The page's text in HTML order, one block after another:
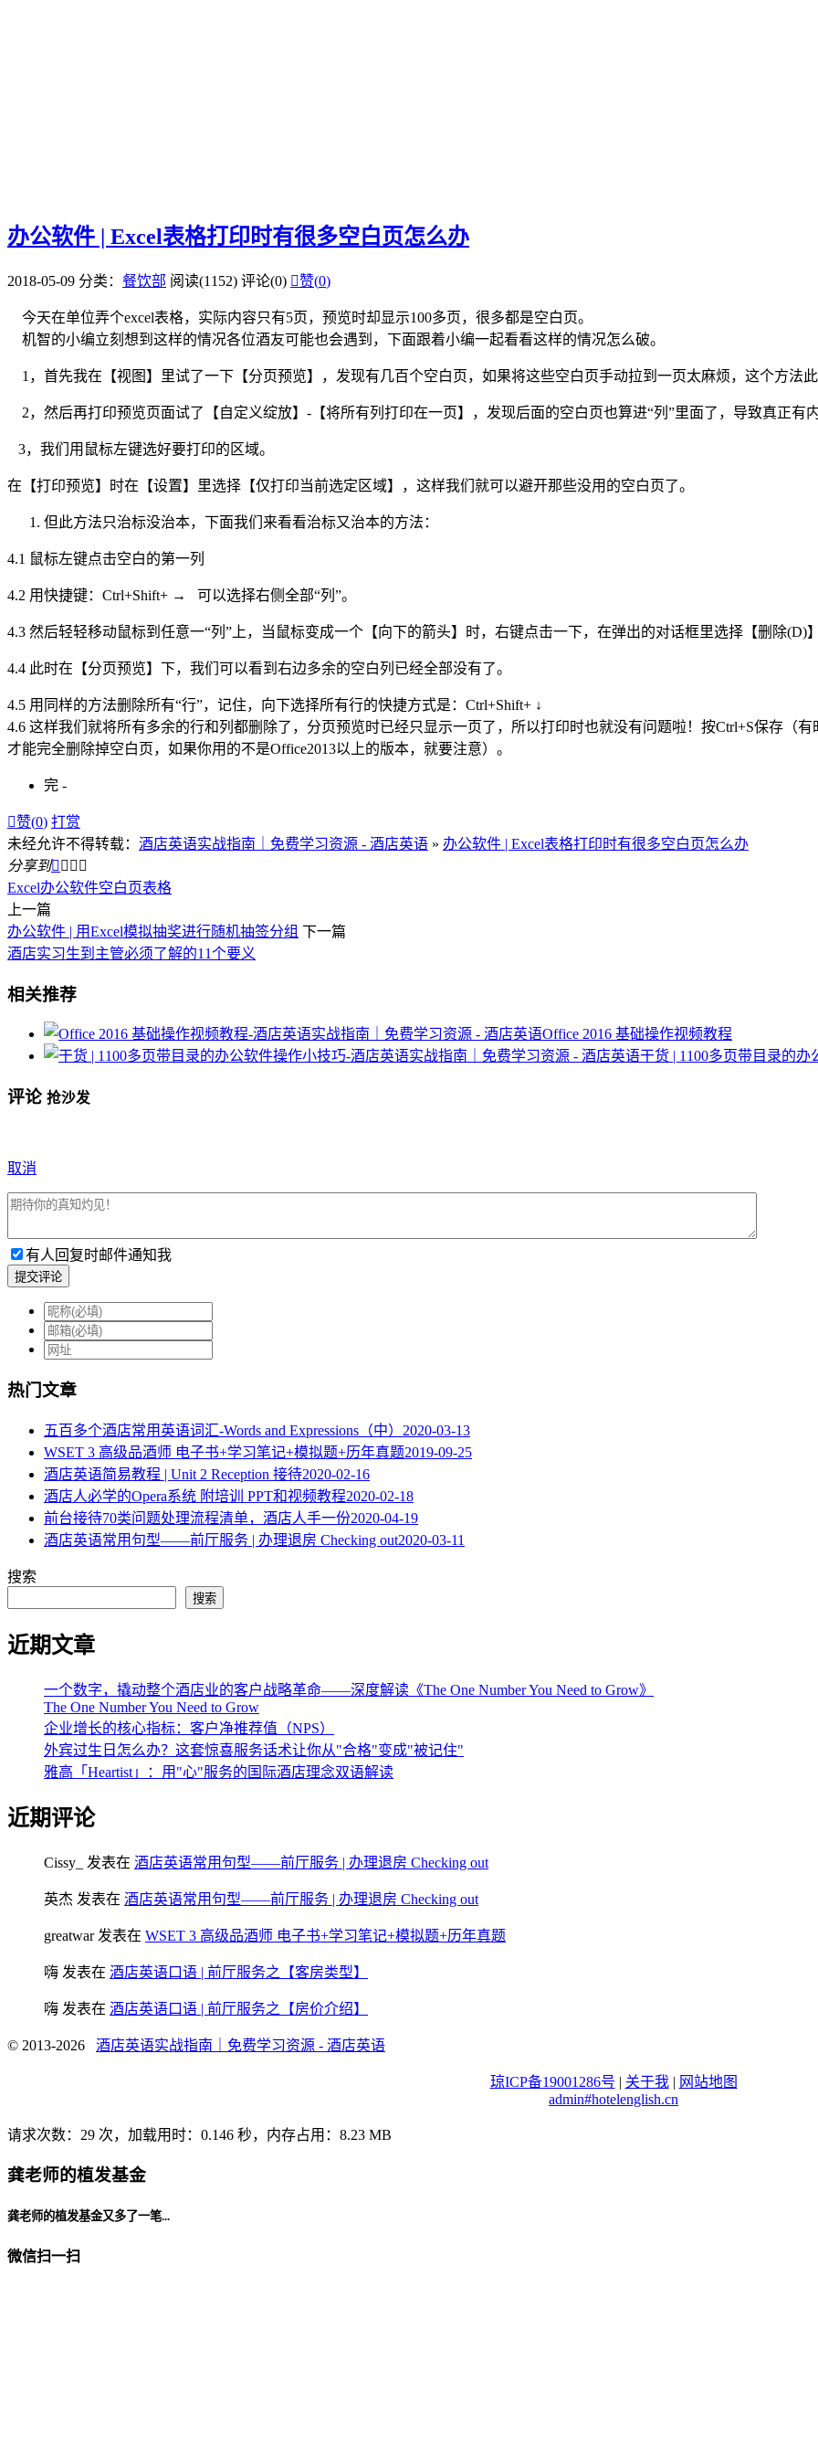
办公软件 | Excel表格打印时有很多空白页怎么办
2018-05-09 分类： 餐饮部 阅读(1152) 评论(0) 赞(0)
今天在单位弄个excel表格，实际内容只有5页，预览时却显示100多页，很多都是空白页。
机智的小编立刻想到这样的情况各位酒友可能也会遇到，下面跟着小编一起看看这样的情况怎么破。
1，首先我在【视图】里试了一下【分页预览】，发现有几百个空白页，如果将这些空白页手动拉到一页太麻烦，这个方法此
2，然后再打印预览页面试了【自定义绽放】-【将所有列打印在一页】，发现后面的空白页也算进“列”里面了，导致真正有
3，我们用鼠标左键选好要打印的区域。
在【打印预览】时在【设置】里选择【仅打印当前选定区域】，这样我们就可以避开那些没用的空白页了。
但此方法只治标没治本，下面我们来看看治标又治本的方法：
4.1 鼠标左键点击空白的第一列
4.2 用快捷键：Ctrl+Shift+ → 可以选择右侧全部“列”。
4.3 然后轻轻移动鼠标到任意一“列”上，当鼠标变成一个【向下的箭头】时，右键点击一下，在弹出的对话框里选择【删除(D)】
4.4 此时在【分页预览】下，我们可以看到右边多余的空白列已经全部没有了。
4.5 用同样的方法删除所有“行”，记住，向下选择所有行的快捷方式是：Ctrl+Shift+ ↓
4.6 这样我们就将所有多余的行和列都删除了，分页预览时已经只显示一页了，所以打印时也就没有问题啦！按Ctrl+S保存（
才能完全删除掉空白页，如果你用的不是Office2013以上的版本，就要注意）。
完 -
赞(0) 打赏
未经允许不得转载： 酒店英语实战指南｜免费学习资源 - 酒店英语 » 办公软件 | Excel表格打印时有很多空白页怎么办
分享到   
Excel办公软件空白页表格
上一篇
办公软件 | 用Excel模拟抽奖进行随机抽签分组 下一篇
酒店实习生到主管必须了解的11个要义
相关推荐
Office 2016 基础操作视频教程
干货 | 1100多页带目录的办
评论 抢沙发
取消
有人回复时邮件通知我
提交评论
热门文章
五百多个酒店常用英语词汇-Words and Expressions（中） 2020-03-13
WSET 3 高级品酒师 电子书+学习笔记+模拟题+历年真题2019-09-25
酒店英语简易教程 | Unit 2 Reception 接待2020-02-16
酒店人必学的Opera系统 附培训 PPT和视频教程2020-02-18
​前台接待70类问题处理流程清单，酒店人手一份2020-04-19
酒店英语常用句型——前厅服务 | 办理退房 Checking out2020-03-11
搜索
搜索
近期文章
一个数字，撬动整个酒店业的客户战略革命——深度解读《The One Number You Need to Grow》
The One Number You Need to Grow
企业增长的核心指标：客户净推荐值（NPS）
外宾过生日怎么办？这套惊喜服务话术让你从"合格"变成"被记住"
雅高「Heartist」：用"心"服务的国际酒店理念双语解读
近期评论
Cissy_ 发表在 酒店英语常用句型——前厅服务 | 办理退房 Checking out
英杰 发表在 酒店英语常用句型——前厅服务 | 办理退房 Checking out
greatwar发表在 WSET 3 高级品酒师 电子书+学习笔记+模拟题+历年真题
嗨 发表在 酒店英语口语 | 前厅服务之【客房类型】
嗨 发表在 酒店英语口语 | 前厅服务之【房价介绍】
© 2013-2026 酒店英语实战指南｜免费学习资源 - 酒店英语
琼ICP备19001286号 | 关于我 | 网站地图
admin#hotelenglish.cn
请求次数：29 次，加载用时：0.146 秒，内存占用：8.23 MB
龚老师的植发基金
龚老师的植发基金又多了一笔...
微信扫一扫